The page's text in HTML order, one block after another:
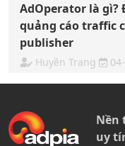
AdOperator là
quảng cáo traffic
publisher
Huyền Trang
Nền
uy